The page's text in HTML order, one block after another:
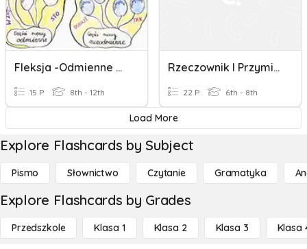
Fleksja -odmienne Części Mowy
15 P 8th - 12th
Rzeczownik I Przymiotnik Kl.6
22 P 6th - 8th
Load More
Explore Flashcards by Subject
Pismo Słownictwo Czytanie Gramatyka
Explore Flashcards by Grades
Przedszkole Klasa 1 Klasa 2 Klasa 3 Klasa